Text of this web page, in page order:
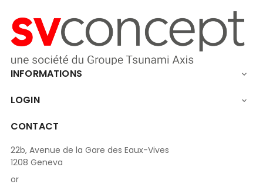
INFORMATIONS 
LOGIN 
CONTACT
22b, Avenue de la Gare des Eaux-Vives
1208 Geneva
or